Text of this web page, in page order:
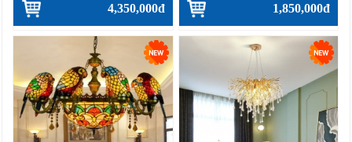
4,350,000đ 1,850,000đ